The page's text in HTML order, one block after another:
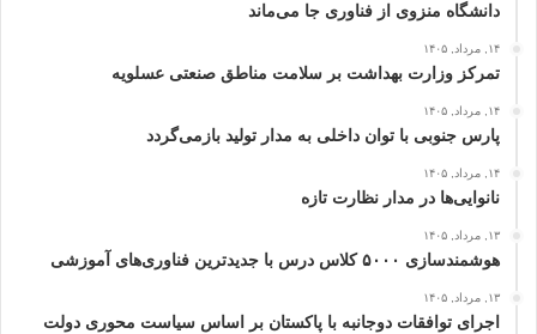
دانشگاه منزوی از فناوری جا می‌ماند
۱۴, مرداد, ۱۴۰۵
تمرکز وزارت بهداشت بر سلامت مناطق صنعتی عسلویه
۱۴, مرداد, ۱۴۰۵
پارس جنوبی با توان داخلی به مدار تولید بازمی‌گردد
۱۴, مرداد, ۱۴۰۵
نانوایی‌ها در مدار نظارت تازه
۱۳, مرداد, ۱۴۰۵
هوشمندسازی ۵۰۰۰ کلاس درس با جدیدترین فناوری‌های آموزشی
۱۳, مرداد, ۱۴۰۵
اجرای توافقات دوجانبه با پاکستان بر اساس سیاست محوری دولت